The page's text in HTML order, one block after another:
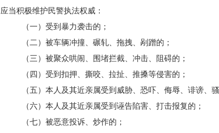
应当积极维护民警执法权威：
（一）受到暴力袭击的；
（二）被车辆冲撞、碾轧、拖拽、剐蹭的；
（三）被聚众哄闹、围堵拦截、冲击、阻碍的；
（四）受到扣押、撕咬、拉扯、推搡等侵害的；
（五）本人及其近亲属受到威胁、恐吓、侮辱、诽谤、骚
（六）本人及其近亲属受到诬告陷害、打击报复的；
（七）被恶意投诉、炒作的；